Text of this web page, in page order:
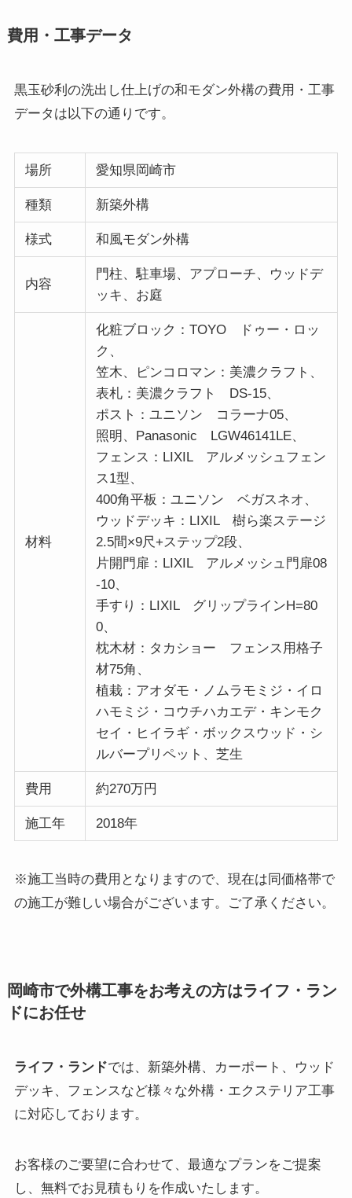
費用・工事データ
黒玉砂利の洗出し仕上げの和モダン外構の費用・工事
データは以下の通りです。
場所 愛知県岡崎市
種類 新築外構
様式 和風モダン外構
内容
門柱、駐車場、アプローチ、ウッドデ
ッキ、お庭
材料
化粧ブロック：TOYO ドゥー・ロッ
ク、
笠木、ピンコロマン：美濃クラフト、
表札：美濃クラフト DS-15、
ポスト：ユニソン コラーナ05、
照明、Panasonic LGW46141LE、
フェンス：LIXIL アルメッシュフェン
ス1型、
400角平板：ユニソン ベガスネオ、
ウッドデッキ：LIXIL 樹ら楽ステージ
2.5間×9尺+ステップ2段、
片開門扉：LIXIL アルメッシュ門扉08
-10、
手すり：LIXIL グリップラインH=80
0、
枕木材：タカショー フェンス用格子
材75角、
植栽：アオダモ・ノムラモミジ・イロ
ハモミジ・コウチハカエデ・キンモク
セイ・ヒイラギ・ボックスウッド・シ
ルバープリペット、芝生
費用 約270万円
施工年 2018年
※施工当時の費用となりますので、現在は同価格帯で
の施工が難しい場合がございます。ご了承ください。
岡崎市で外構工事をお考えの方はライフ・ラン
ドにお任せ
ライフ・ランドでは、新築外構、カーポート、ウッド
デッキ、フェンスなど様々な外構・エクステリア工事
に対応しております。
お客様のご要望に合わせて、最適なプランをご提案
し、無料でお見積もりを作成いたします。